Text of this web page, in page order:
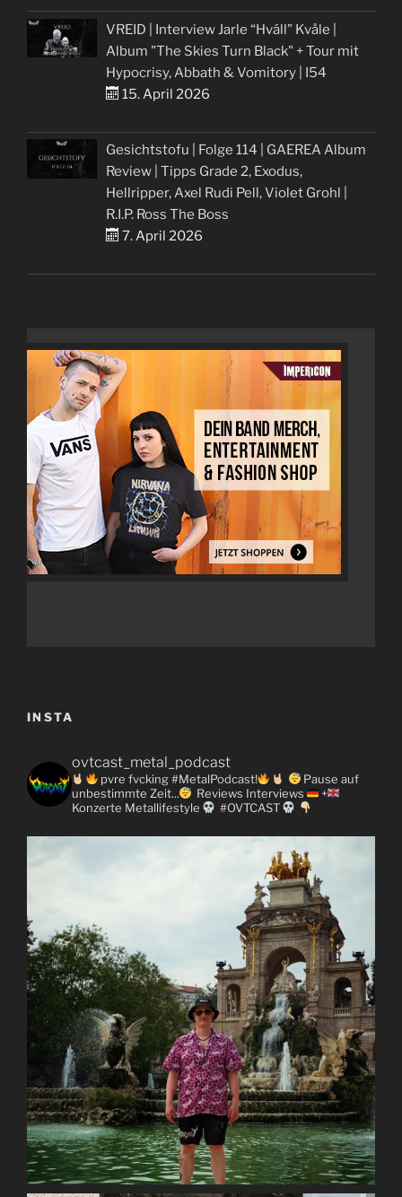
VREID | Interview Jarle “Hváll” Kvåle |
Album "The Skies Turn Black" + Tour mit
Hypocrisy, Abbath & Vomitory | I54
15. April 2026
Gesichtstofu | Folge 114 | GAEREA Album
Review | Tipps Grade 2, Exodus,
Hellripper, Axel Rudi Pell, Violet Grohl |
R.I.P. Ross The Boss
7. April 2026
INSTA
ovtcast_metal_podcast
pvre fvcking #MetalPodcast!
Pause auf
unbestimmte Zeit...
Reviews Interviews
+
Konzerte Metallifestyle #OVTCAST